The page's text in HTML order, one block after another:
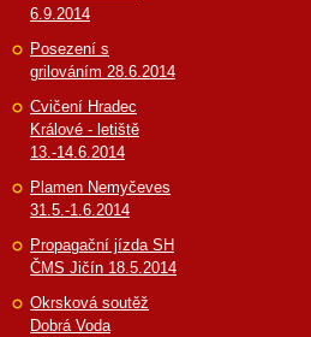
6.9.2014
Posezení s
grilováním 28.6.2014
Cvičení Hradec
Králové - letiště
13.-14.6.2014
Plamen Nemyčeves
31.5.-1.6.2014
Propagační jízda SH
ČMS Jičín 18.5.2014
Okrsková soutěž
Dobrá Voda